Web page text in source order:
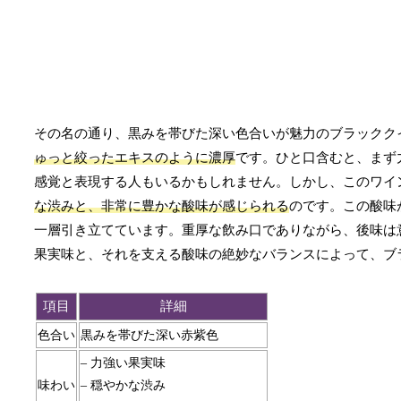
その名の通り、黒みを帯びた深い色合いが魅力のブラックク
ゅっと絞ったエキスのように濃厚です。ひと口含むと、ま
感覚と表現する人もいるかもしれません。しかし、このワ
な渋みと、非常に豊かな酸味が感じられるのです。この酸
一層引き立てています。重厚な飲み口でありながら、後味
果実味と、それを支える酸味の絶妙なバランスによって、
項目 詳細
色合い 黒みを帯びた深い赤紫色
味わい
– 力強い果実味
– 穏やかな渋み